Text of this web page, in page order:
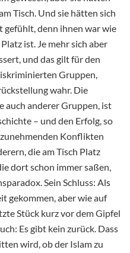
Tisch. Und sie hätten sich
denn ihnen war wie
ist. Je mehr sich aber
und das gilt für den
Gruppen,
wahr. Die
auch anderer Gruppen, ist
– und den Erfolg, so
zunehmenden Konflikten
die am Tisch Platz
dort schon immer saßen,
Sein Schluss: Als
gekommen, aber wie auf
Stück kurz vor dem Gipfel
Es gibt kein zurück. Dass
wird, ob der Islam zu